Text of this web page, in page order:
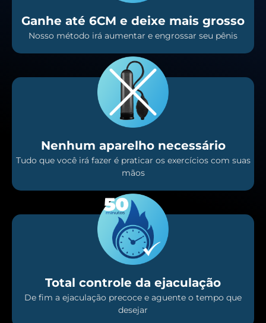
Ganhe até 6CM e deixe mais grosso
Nosso método irá aumentar e engrossar seu pênis
Nenhum aparelho necessário
Tudo que você irá fazer é praticar os exercícios com suas
mãos
Total controle da ejaculação
De fim a ejaculação precoce e aguente o tempo que
desejar